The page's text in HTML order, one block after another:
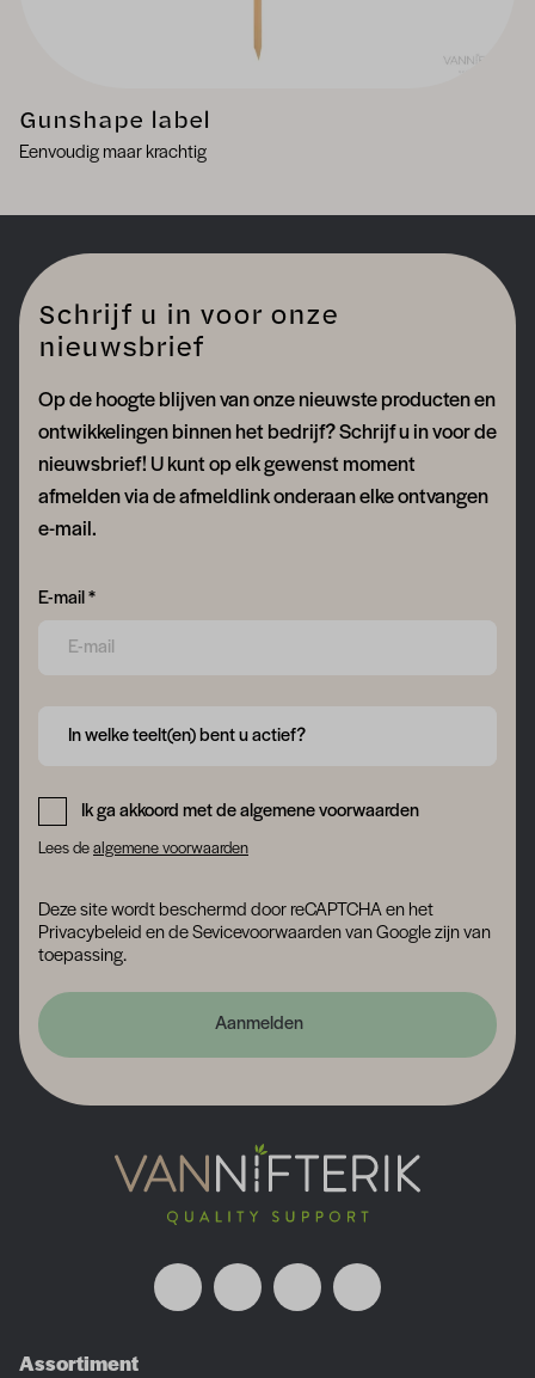
Gunshape label
Eenvoudig maar krachtig
Schrijf u in voor onze
nieuwsbrief
Op de hoogte blijven van onze nieuwste producten en
ontwikkelingen binnen het bedrijf? Schrijf u in voor de
nieuwsbrief! U kunt op elk gewenst moment
afmelden via de afmeldlink onderaan elke ontvangen
e-mail.
Form field 6a75a4362dca9
E-mail *
In welke teelt(en) bent u actief?
Form field 6a75a43631902
Ik ga akkoord met de algemene voorwaarden
Lees de algemene voorwaarden
Deze site wordt beschermd door reCAPTCHA en het
Privacybeleid ende Sevicevoorwaardenvan Google zijn van
toepassing.
Aanmelden
Assortiment